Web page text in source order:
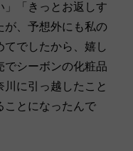
「きっとお返しす
が、予想外にも私の
てでしたから、嬉し
でシーボンの化粧品
に引っ越したこと
ことになったんで